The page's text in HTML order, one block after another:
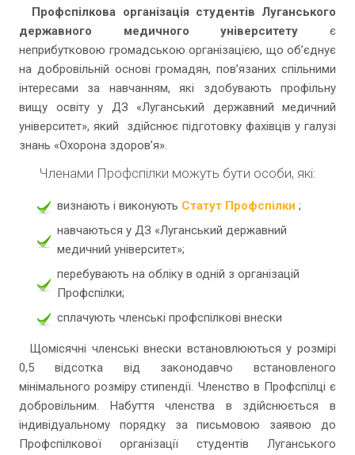
Профспілкова організація студентів Луганського
державного медичного університету є
неприбутковою громадською організацією, що об’єднує
на добровільній основі громадян, пов’язаних спільними
інтересами за навчанням, які здобувають профільну
вищу освіту у ДЗ «Луганський державний медичний
університет», який здійснює підготовку фахівців у галузі
знань «Охорона здоров’я».
Членами Профспілки можуть бути особи, які:
визнають і виконують Статут Профспілки ;
навчаються у ДЗ «Луганський державний
медичний університет»;
перебувають на обліку в одній з організацій
Профспілки;
сплачують членські профспілкові внески
Щомісячні членські внески встановлюються у розмірі
0,5 відсотка від законодавчо встановленого
мінімального розміру стипендії. Членство в Профспілці є
добровільним. Набуття членства в здійснюється в
індивідуальному порядку за письмовою заявою до
Профспілкової організації студентів Луганського